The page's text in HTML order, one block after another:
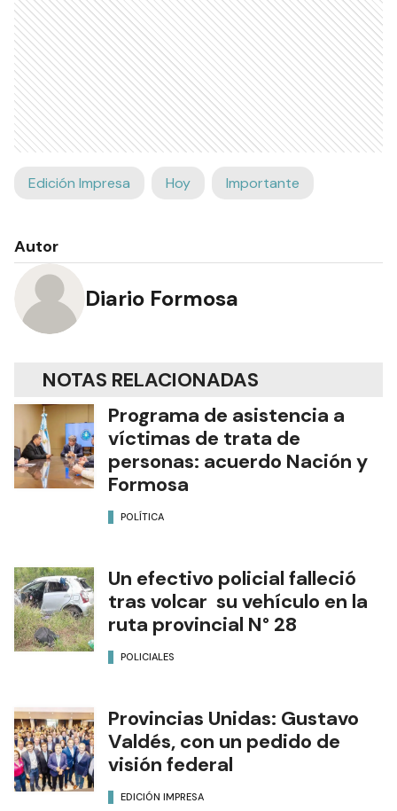
Edición Impresa Hoy Importante
Autor
Diario Formosa
NOTAS RELACIONADAS
Programa de asistencia a
víctimas de trata de
personas: acuerdo Nación y
Formosa
POLÍTICA
Un efectivo policial falleció
tras volcar su vehículo en la
ruta provincial N° 28
POLICIALES
Provincias Unidas: Gustavo
Valdés, con un pedido de
visión federal
EDICIÓN IMPRESA